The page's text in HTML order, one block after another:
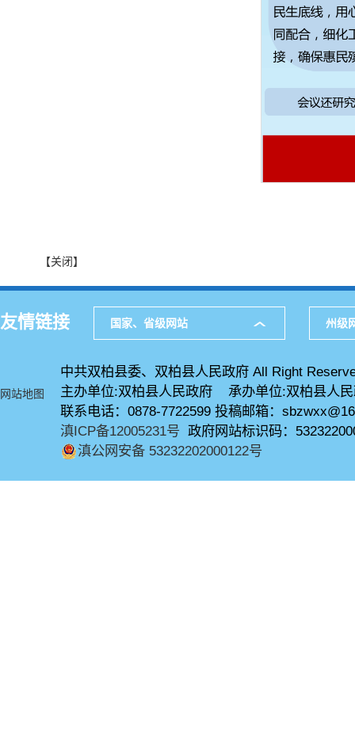
【关闭】
友情链接 国家、省级网站 州级
网站地图
中共双柏县委、双柏县人民政府 All Right
主办单位:双柏县人民政府 承办单位:双柏县人
联系电话：0878-7722599 投稿邮箱：
滇ICP备12005231号 政府网站标识码：
滇公网安备 53232202000122号